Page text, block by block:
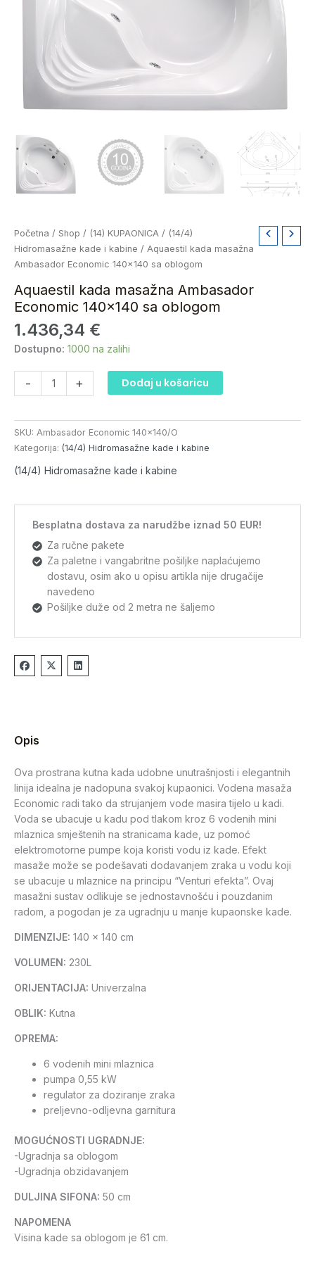
Početna / Shop / (14) KUPAONICA / (14/4)
Hidromasažne kade i kabine / Aquaestil kada masažna
Ambasador Economic 140×140 sa oblogom
Aquaestil kada masažna Ambasador
Economic 140×140 sa oblogom
1.436,34 €
Dostupno: 1000 na zalihi
-
Aquaestil
kada
masažna
Economic
140x140
sa
količina
+ Dodaj u košaricu
SKU: Ambasador Economic 140x140/O
Kategorija: (14/4) Hidromasažne kade i kabine
(14/4) Hidromasažne kade i kabine
Besplatna dostava za narudžbe iznad 50 EUR!
Za ručne pakete
Za paletne i vangabritne pošiljke naplaćujemo
dostavu, osim ako u opisu artikla nije drugačije
navedeno
Pošiljke duže od 2 metra ne šaljemo
Opis
Ova prostrana kutna kada udobne unutrašnjosti i elegantnih
linija idealna je nadopuna svakoj kupaonici. Vodena masaža
Economic radi tako da strujanjem vode masira tijelo u kadi.
Voda se ubacuje u kadu pod tlakom kroz 6 vodenih mini
mlaznica smještenih na stranicama kade, uz pomoć
elektromotorne pumpe koja koristi vodu iz kade. Efekt
masaže može se podešavati dodavanjem zraka u vodu koji
se ubacuje u mlaznice na principu “Venturi efekta”. Ovaj
masažni sustav odlikuje se jednostavnošću i pouzdanim
radom, a pogodan je za ugradnju u manje kupaonske kade.
DIMENZIJE: 140 x 140 cm
VOLUMEN: 230L
ORIJENTACIJA: Univerzalna
OBLIK: Kutna
OPREMA:
6 vodenih mini mlaznica
pumpa 0,55 kW
regulator za doziranje zraka
preljevno-odljevna garnitura
MOGUĆNOSTI UGRADNJE:
-Ugradnja sa oblogom
-Ugradnja obzidavanjem
DULJINA SIFONA: 50 cm
NAPOMENA
Visina kade sa oblogom je 61 cm.